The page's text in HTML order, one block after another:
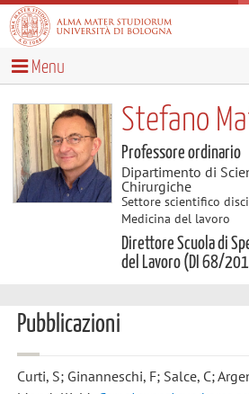
Menu
Stefano
Professore ordinario
Dipartimento di
Chirurgiche
Settore scientifico
Medicina del lavoro
Direttore Scuola di
del Lavoro (DI 68/
Pubblicazioni
Curti, S; Ginanneschi, F; Salce, C;